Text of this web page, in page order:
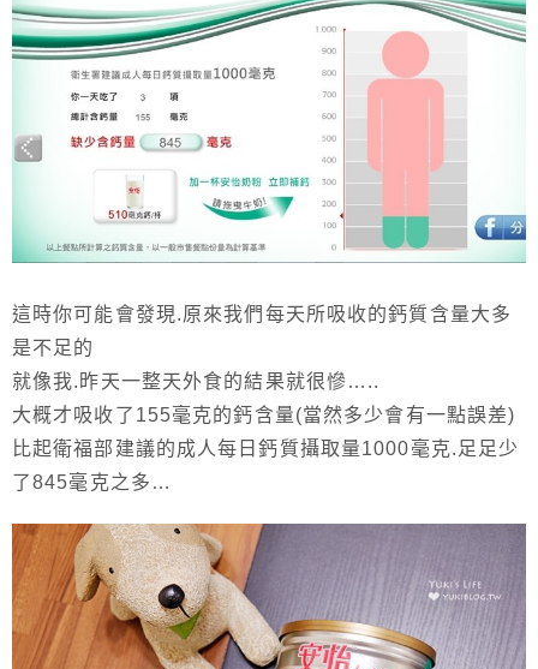
這時你可能會發現.原來我們每天所吸收的鈣質含量大多
是不足的
就像我.昨天一整天外食的結果就很慘…..
大概才吸收了155毫克的鈣含量(當然多少會有一點誤差)
比起衛福部建議的成人每日鈣質攝取量1000毫克.足足少
了845毫克之多…